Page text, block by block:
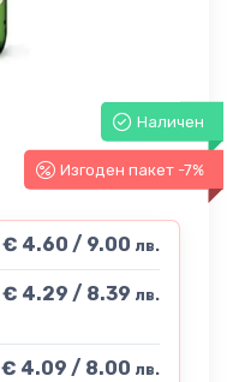
Наличен
Изгоден пакет -7%
€ 4.60 / 9.00 лв.
€ 4.29 / 8.39 лв.
€ 4.09 / 8.00 лв.